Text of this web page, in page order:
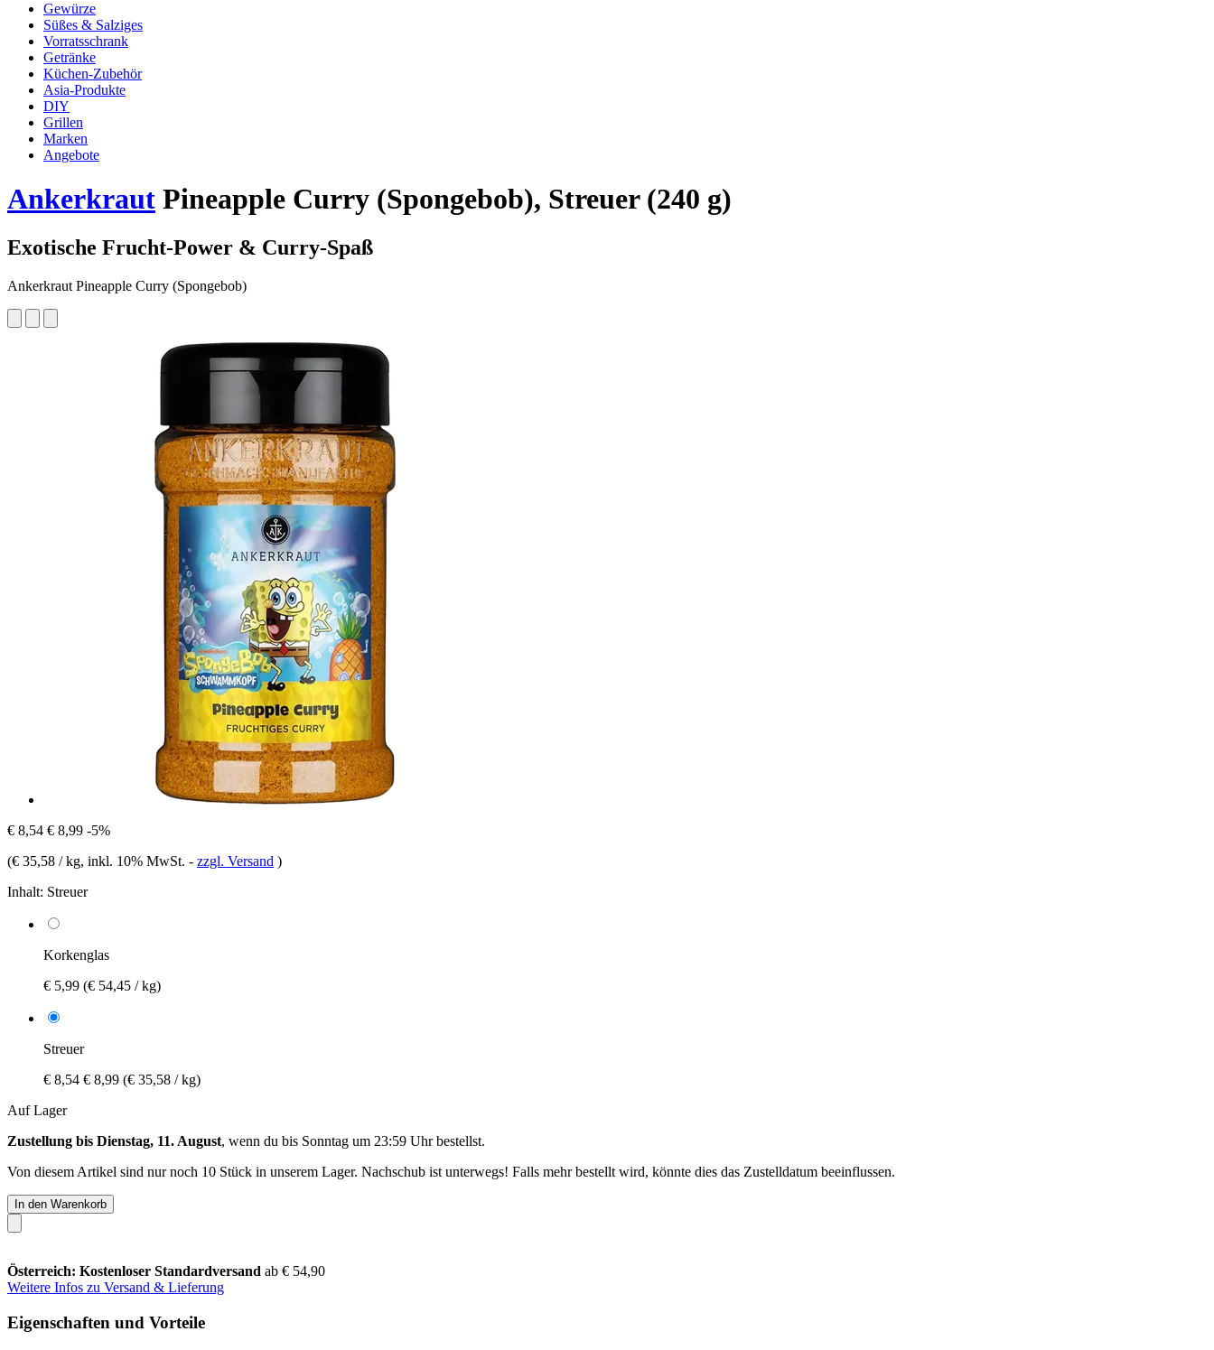
Gewürze
Süßes & Salziges
Vorratsschrank
Getränke
Küchen-Zubehör
Asia-Produkte
DIY
Grillen
Marken
Angebote
Ankerkraut Pineapple Curry (Spongebob), Streuer (240 g)
Exotische Frucht-Power & Curry-Spaß
Ankerkraut Pineapple Curry (Spongebob)
€ 8,54 € 8,99 -5%
(€ 35,58 / kg, inkl. 10% MwSt. - zzgl. Versand )
Inhalt: Streuer
Korkenglas
€ 5,99 (€ 54,45 / kg)
Streuer
€ 8,54 € 8,99 (€ 35,58 / kg)
Auf Lager
Zustellung bis Dienstag, 11. August, wenn du bis Sonntag um 23:59 Uhrbestellst.
Von diesem Artikel sind nur noch 10 Stück in unserem Lager. Nachschub ist unterwegs! Falls mehr bestellt wird, könnte dies das Zustelldatum beeinflussen.
In den Warenkorb
Österreich: Kostenloser Standardversand ab € 54,90
Weitere Infos zu Versand & Lieferung
Eigenschaften und Vorteile